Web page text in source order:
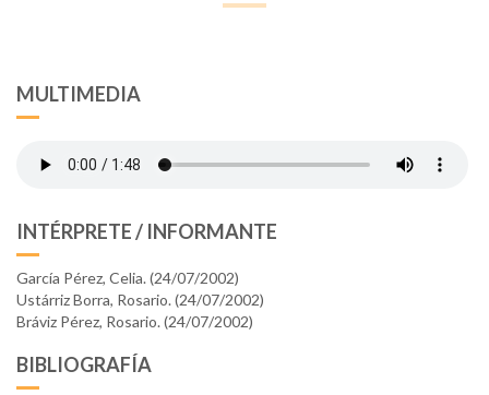
MULTIMEDIA
INTÉRPRETE / INFORMANTE
García Pérez, Celia. (24/07/2002)
Ustárriz Borra, Rosario. (24/07/2002)
Bráviz Pérez, Rosario. (24/07/2002)
BIBLIOGRAFÍA